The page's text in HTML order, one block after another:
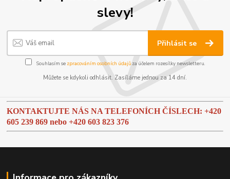
slevy!
Přihlásit se
Souhlasím se zpracováním osobních údajůza účelem rozesílky newsletteru.
Můžete se kdykoli odhlásit. Zasíláme jednou za 14 dní.
KONTAKTUJTE NÁS NA TELEFONÍCH ČÍSLECH: +420
605 239 869 nebo+420 603 823 376